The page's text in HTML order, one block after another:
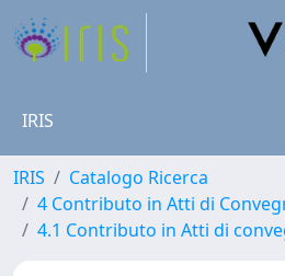
IRIS
IRIS
Catalogo Ricerca
4 Contributo in Atti di
4.1 Contributo in Atti di